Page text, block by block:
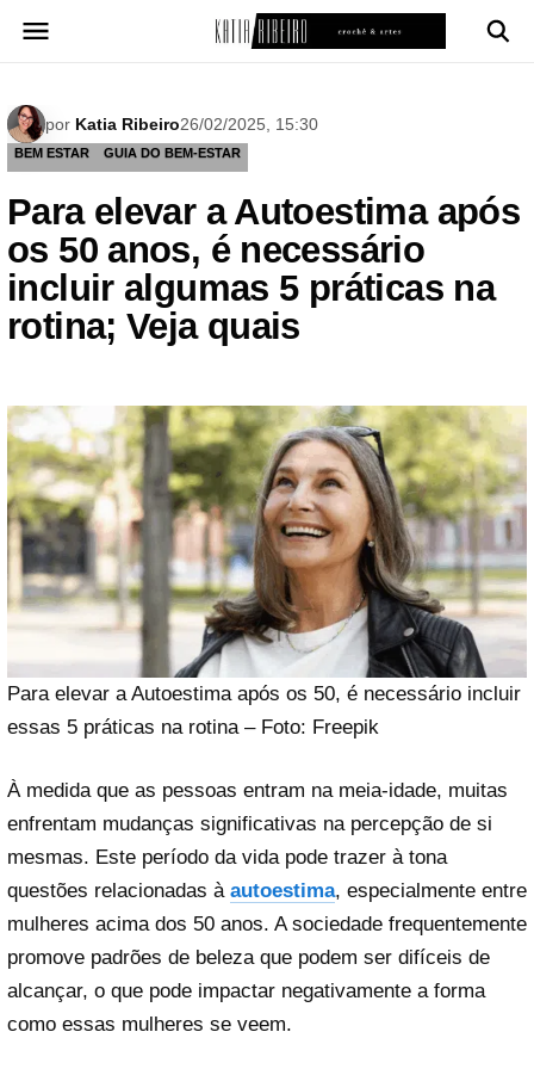
para
por Katia Ribeiro26/02/2025, 15:30
BEM ESTAR GUIA DO BEM-ESTAR
Para elevar a Autoestima após
os 50 anos, é necessário
incluir algumas 5 práticas na
rotina; Veja quais
Para elevar a Autoestima após os 50, é necessário incluir
essas 5 práticas na rotina – Foto: Freepik
À medida que as pessoas entram na meia-idade, muitas
enfrentam mudanças significativas na percepção de si
mesmas. Este período da vida pode trazer à tona
questões relacionadas à autoestima, especialmente entre
mulheres acima dos 50 anos. A sociedade frequentemente
promove padrões de beleza que podem ser difíceis de
alcançar, o que pode impactar negativamente a forma
como essas mulheres se veem.